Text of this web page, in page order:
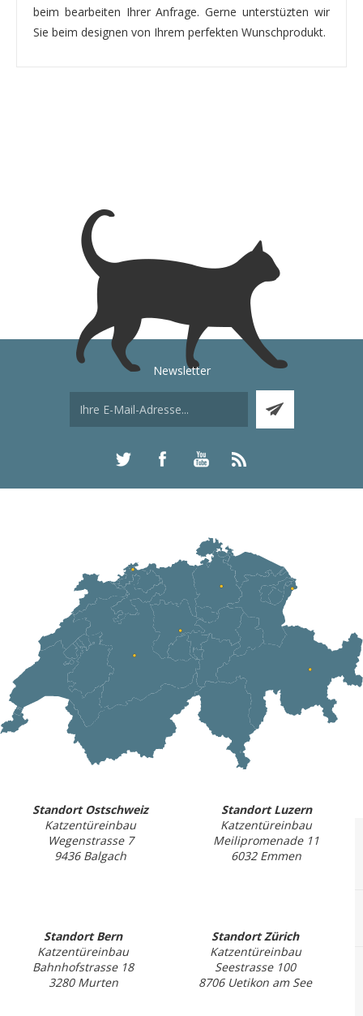
beim bearbeiten Ihrer Anfrage. Gerne unterstüzten wir
Sie beim designen von Ihrem perfekten Wunschprodukt.
Newsletter
Standort Ostschweiz
Katzentüreinbau
Wegenstrasse 7
9436 Balgach
Standort Luzern
Katzentüreinbau
Meilipromenade 11
6032 Emmen
Standort Bern
Katzentüreinbau
Bahnhofstrasse 18
3280 Murten
Standort Zürich
Katzentüreinbau
Seestrasse 100
8706 Uetikon am See